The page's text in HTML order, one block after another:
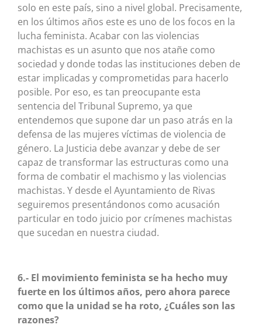
solo en este país, sino a nivel global. Precisamente,
en los últimos años este es uno de los focos en la
lucha feminista. Acabar con las violencias
machistas es un asunto que nos atañe como
sociedad y donde todas las instituciones deben de
estar implicadas y comprometidas para hacerlo
posible. Por eso, es tan preocupante esta
sentencia del Tribunal Supremo, ya que
entendemos que supone dar un paso atrás en la
defensa de las mujeres víctimas de violencia de
género. La Justicia debe avanzar y debe de ser
capaz de transformar las estructuras como una
forma de combatir el machismo y las violencias
machistas. Y desde el Ayuntamiento de Rivas
seguiremos presentándonos como acusación
particular en todo juicio por crímenes machistas
que sucedan en nuestra ciudad.
6.- El movimiento feminista se ha hecho muy
fuerte en los últimos años, pero ahora parece
como que la unidad se ha roto, ¿Cuáles son las
razones?